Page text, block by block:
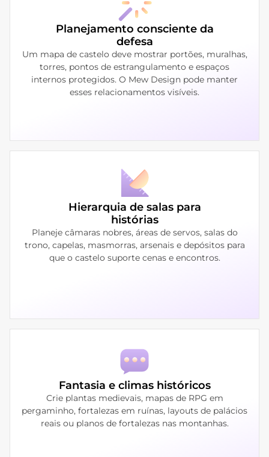
Planejamento consciente da
defesa
Um mapa de castelo deve mostrar portões, muralhas,
torres, pontos de estrangulamento e espaços
internos protegidos. O Mew Design pode manter
esses relacionamentos visíveis.
Hierarquia de salas para
histórias
Planeje câmaras nobres, áreas de servos, salas do
trono, capelas, masmorras, arsenais e depósitos para
que o castelo suporte cenas e encontros.
Fantasia e climas históricos
Crie plantas medievais, mapas de RPG em
pergaminho, fortalezas em ruínas, layouts de palácios
reais ou planos de fortalezas nas montanhas.